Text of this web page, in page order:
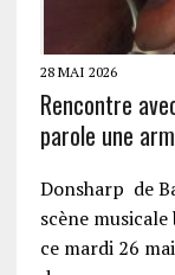
28 MAI 2026
Rencontre
parole une
Donsharp de
scène
ce mardi 26